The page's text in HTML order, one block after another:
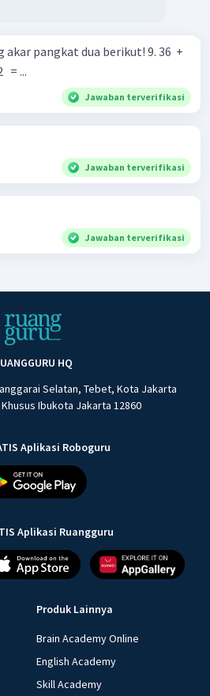
pangkat dua berikut! 9. 36 ​ +
= ...
Jawaban terverifikasi
Jawaban terverifikasi
Jawaban terverifikasi
HQ
Selatan, Tebet, Kota Jakarta
Ibukota Jakarta 12860
Aplikasi Roboguru
Aplikasi Ruangguru
Produk Lainnya
Brain Academy Online
English Academy
Skill Academy